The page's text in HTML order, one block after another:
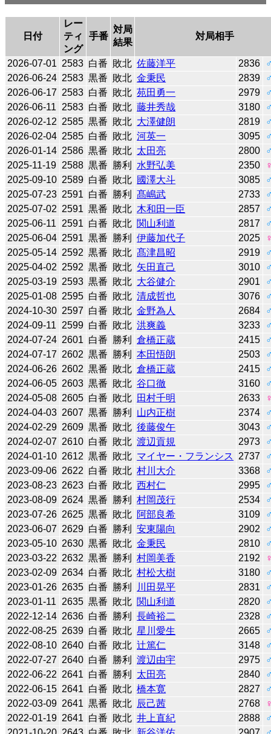
日付
レー
ティ
ング
手番
対局
結果
対局相手
2026-07-01 2583 白番 敗北 佐藤洋平 2836
2026-06-24 2583 黒番 敗北 金秉民 2839
2026-06-17 2583 白番 敗北 苑田勇一 2979
2026-06-11
2583 白番 敗北 藤井秀哉 3180
2026-02-12 2585 黒番 敗北 大澤健朗 2819
2026-02-04 2585 白番 敗北 河英一 3095
2026-01-14 2586 黒番 敗北 太田亮 2800
2025-11-19 2588 黒番 勝利 水野弘美 2350
2025-09-10 2589 白番 敗北 國澤大斗 3085
2025-07-23 2591 白番 勝利 髙嶋武 2733
2025-07-02 2591 黒番 敗北 木和田一臣 2857
2025-06-11
2591 白番 敗北 関山利道 2817
2025-06-04 2591 黒番 勝利 伊藤加代子 2025
2025-05-14 2592 黒番 敗北 髙津昌昭 2919
2025-04-02 2592 黒番 敗北 矢田直己 3010
2025-03-19 2593 黒番 敗北 大谷健介 2901
2025-01-08 2595 白番 敗北 清成哲也 3076
2024-10-30 2597 白番 敗北 金野為人 2684
2024-09-11
2599 白番 敗北 洪爽義 3233
2024-07-24 2601 白番 勝利 倉橋正蔵 2415
2024-07-17 2602 黒番 勝利 本田悟朗 2503
2024-06-26 2602 黒番 敗北 倉橋正蔵 2415
2024-06-05 2603 黒番 敗北 谷口徹 3160
2024-05-08 2605 白番 敗北 田村千明 2633
2024-04-03 2607 黒番 勝利 山内正樹 2374
2024-02-29 2609 黒番 敗北 後藤俊午 3043
2024-02-07 2610 白番 敗北 渡辺貢規 2973
2024-01-10 2612 黒番 敗北 マイヤー・フランシス 2737
2023-09-06 2622 白番 敗北 村川大介 3368
2023-08-23 2623 白番 敗北 西村仁 2995
2023-08-09 2624 黒番 勝利 村岡茂行 2534
2023-07-26 2625 黒番 敗北 阿部良希 3109
2023-06-07 2629 白番 勝利 安東陽向 2902
2023-05-10 2630 黒番 敗北 金秉民 2810
2023-03-22 2632 黒番 勝利 村岡美香 2192
2023-02-09 2634 白番 敗北 村松大樹 3180
2023-01-26 2635 白番 勝利 川田晃平 2831
2023-01-11
2635 黒番 敗北 関山利道 2820
2022-12-14 2636 白番 勝利 長崎裕二 2328
2022-08-25 2639 白番 敗北 星川愛生 2665
2022-08-10 2640 白番 敗北 辻󠄀篤仁 3148
2022-07-27 2640 白番 勝利 渡辺由宇 2975
2022-06-22 2641 白番 勝利 太田亮 2840
2022-06-15 2641 白番 敗北 橋本寛 2827
2022-03-09 2641 黒番 敗北 辰己茜 2768
2022-01-19 2641 白番 敗北 井上直紀 2888